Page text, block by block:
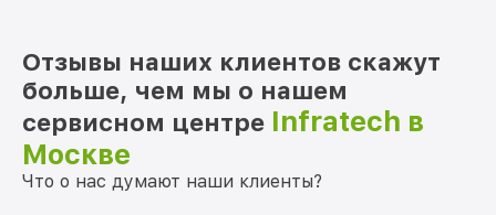
Infratech
Отзывы наших клиентов скажут
больше, чем мы о нашем
сервисном центре Infratech в
Москве
Что о нас думают наши клиенты?